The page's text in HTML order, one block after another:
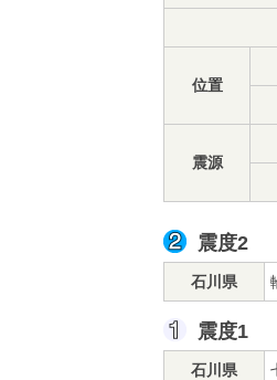
位置
震源
震度2
石川県
震度1
石川県